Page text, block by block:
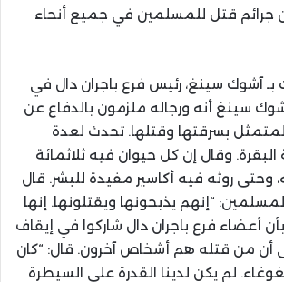
جرائم قتل للمسلمين في جميع أنحاء
بـ آشوك سينغ، رئيس فرع باجران دال في
سينغ أنه ورجاله ملزمون بالدفاع عن
المتمثل بسرقتها وقتلها. تحدث لعدة
وقال إن كل حيوان فيه ثلاثمائة
وحتى روثه فيه أكاسير مفيدة للبشر. قال
“إنهم يذبحونها ويقتلونها. إنها
أعضاء فرع باجران دال شاركوا في إيقاف
أن من قتله هم أشخاص آخرون. قال: “كان
لم يكن لدينا القدرة على السيطرة